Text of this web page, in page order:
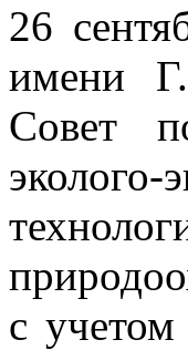
26
имени
Совет
с учетом